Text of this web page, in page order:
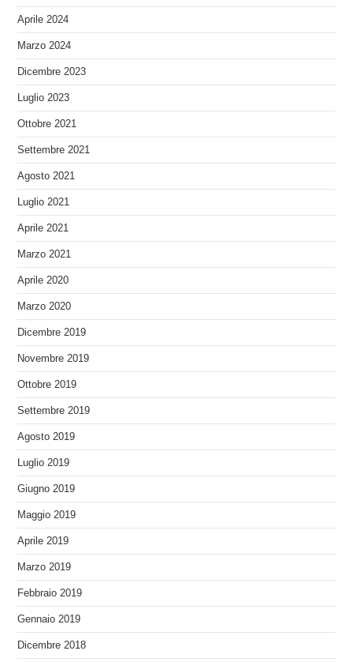
Aprile 2024
Marzo 2024
Dicembre 2023
Luglio 2023
Ottobre 2021
Settembre 2021
Agosto 2021
Luglio 2021
Aprile 2021
Marzo 2021
Aprile 2020
Marzo 2020
Dicembre 2019
Novembre 2019
Ottobre 2019
Settembre 2019
Agosto 2019
Luglio 2019
Giugno 2019
Maggio 2019
Aprile 2019
Marzo 2019
Febbraio 2019
Gennaio 2019
Dicembre 2018